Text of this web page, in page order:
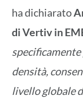
ha dichiarato
di Vertiv in
densità,
livello globale